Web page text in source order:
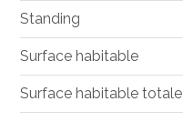
Standing
Surface habitable
Surface habitable totale